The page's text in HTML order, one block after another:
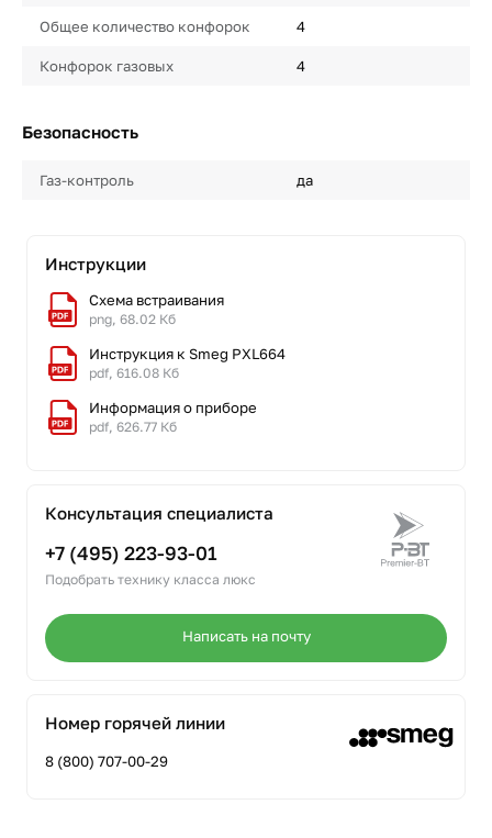
Общее количество конфорок 4
Конфорок газовых 4
Безопасность
Газ-контроль да
Инструкции
Схема встраивания
png, 68.02 Кб
Инструкция к Smeg PXL664
pdf, 616.08 Кб
Информация о приборе
pdf, 626.77 Кб
Консультация специалиста
+7 (495) 223-93-01
Подобрать технику класса люкс
Написать на почту
Номер горячей линии
8 (800) 707-00-29